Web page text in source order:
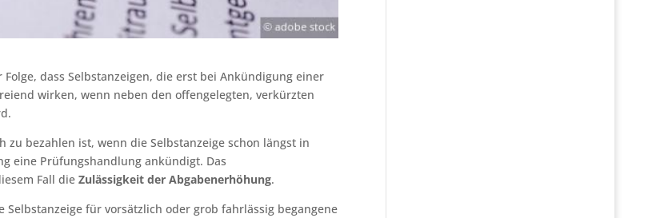
dass Selbstanzeigen, die erst bei Ankündigung einer
wirken, wenn neben den offengelegten, verkürzten
bezahlen ist, wenn die Selbstanzeige schon längst in
eine Prüfungshandlung ankündigt. Das
Fall die Zulässigkeit der Abgabenerhöhung.
für vorsätzlich oder grob fahrlässig begangene